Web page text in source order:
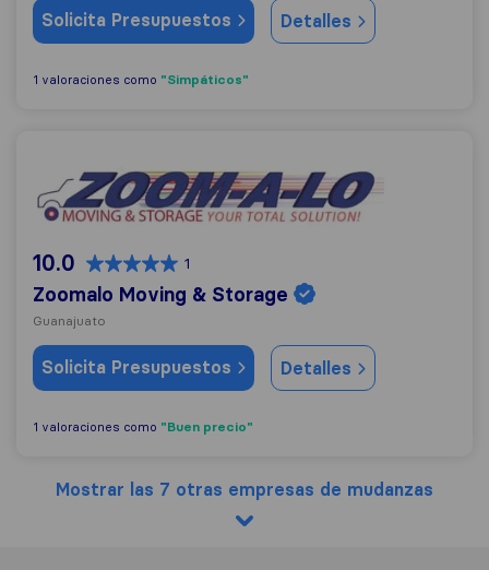
Solicita Presupuestos Detalles
1 valoraciones como "Simpáticos"
10.0 1
Zoomalo Moving & Storage
Guanajuato
Solicita Presupuestos Detalles
1 valoraciones como "Buen precio"
Mostrar las 7 otras empresas de mudanzas